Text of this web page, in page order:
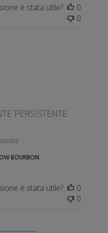
è stata utile?
0
0
PERSISTENTE
BOURBON
è stata utile?
0
0